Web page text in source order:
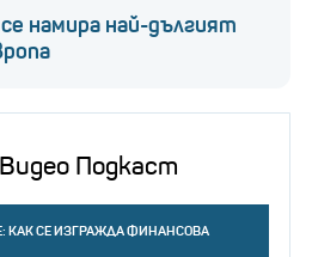
намира най-дългият
Подкаст
КАК СЕ ИЗГРАЖДА ФИНАНСОВА